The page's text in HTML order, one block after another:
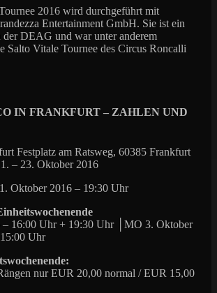
2016 wird durchgeführt mit
Entertainment GmbH. Sie ist ein
der DEAG und war unter anderem
Salto Vitale Tournee des Circus Roncalli
IN FRANKFURT – ZAHLEN UND
Festplatz am Ratsweg, 60385 Frankfurt
1. – 23. Oktober 2016
Oktober 2016 – 19:30 Uhr
– 16:00 Uhr + 19:30 Uhr │MO 3. Oktober
Uhr
nur EUR 20,00 normal / EUR 15,00